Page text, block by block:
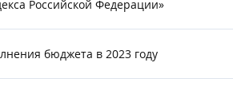
Российской Федерации»
бюджета в 2023 году